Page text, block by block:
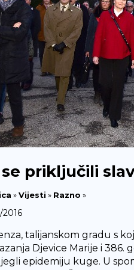
se priključili
»Vijesti » Razno »
2016
talijanskom gradu s
Djevice Marije i 386.
epidemiju kuge. U